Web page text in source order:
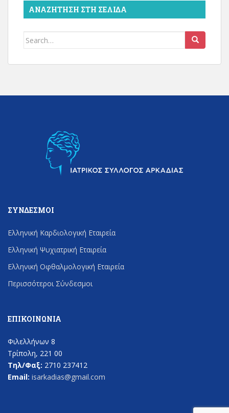
ΑΝΑΖΉΤΗΣΗ ΣΤΗ ΣΕΛΊΔΑ
Search
ΣΎΝΔΕΣΜΟΙ
Ελληνική Καρδιολογική Εταιρεία
Ελληνική Ψυχιατρική Εταιρεία
Ελληνική Οφθαλμολογική Εταιρεία
Περισσότεροι Σύνδεσμοι
ΕΠΙΚΟΙΝΩΝΊΑ
Φιλελλήνων 8
Τρίπολη, 221 00
Τηλ/Φαξ: 2710 237412
Email: isarkadias@gmail.com